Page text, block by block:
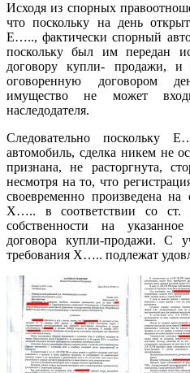
Исходя из спорных
что поскольку на день
Е….., фактически спорный
поскольку был им передан
договору купли- продажи,
оговоренную договором
имущество не может
наследодателя.
Следовательно
автомобиль, сделка никем не
признана, не расторгнута,
несмотря на то, что
своевременно произведена
Х….. в соответствии со
собственности на
договора купли-продажи. С
требования Х….. подлежат